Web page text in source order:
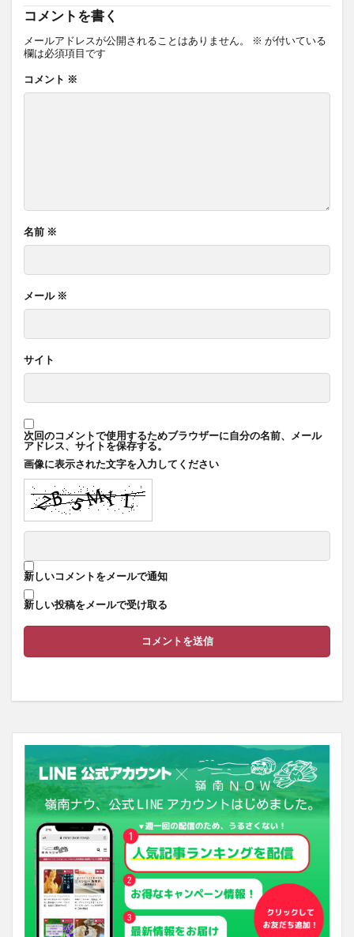
コメントを書く
メールアドレスが公開されることはありません。 ※ が付いている
欄は必須項目です
コメント ※
名前 ※
メール ※
サイト
次回のコメントで使用するためブラウザーに自分の名前、メール
アドレス、サイトを保存する。
画像に表示された文字を入力してください
新しいコメントをメールで通知
新しい投稿をメールで受け取る